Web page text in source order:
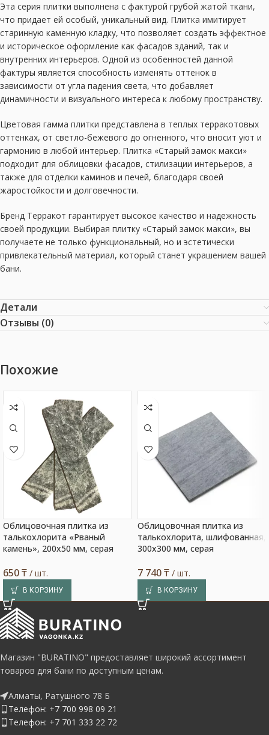
Эта серия плитки выполнена с фактурой грубой жатой ткани,
что придает ей особый, уникальный вид. Плитка имитирует
старинную каменную кладку, что позволяет создать эффектное
и историческое оформление как фасадов зданий, так и
внутренних интерьеров. Одной из особенностей данной
фактуры является способность изменять оттенок в
зависимости от угла падения света, что добавляет
динамичности и визуального интереса к любому пространству.
Цветовая гамма плитки представлена в теплых терракотовых
оттенках, от светло-бежевого до огненного, что вносит уют и
гармонию в любой интерьер. Плитка «Старый замок макси»
подходит для облицовки фасадов, стилизации интерьеров, а
также для отделки каминов и печей, благодаря своей
жаростойкости и долговечности.
Бренд Терракот гарантирует высокое качество и надежность
своей продукции. Выбирая плитку «Старый замок макси», вы
получаете не только функциональный, но и эстетически
привлекательный материал, который станет украшением вашей
бани.
Детали
Отзывы (0)
Похожие
Облицовочная плитка из
талькохлорита «Рваный
камень», 200х50 мм, серая
650₸ / шт.
В КОРЗИНУ
Облицовочная плитка из
талькохлорита, шлифованная,
300х300 мм, серая
7 740₸ / шт.
В КОРЗИНУ
Магазин "BURATINO" предоставляет широкий ассортимент
товаров для бани по доступным ценам.
Алматы, Ратушного 78 Б
Телефон: +7 700 998 09 21
Телефон: +7 701 333 22 72